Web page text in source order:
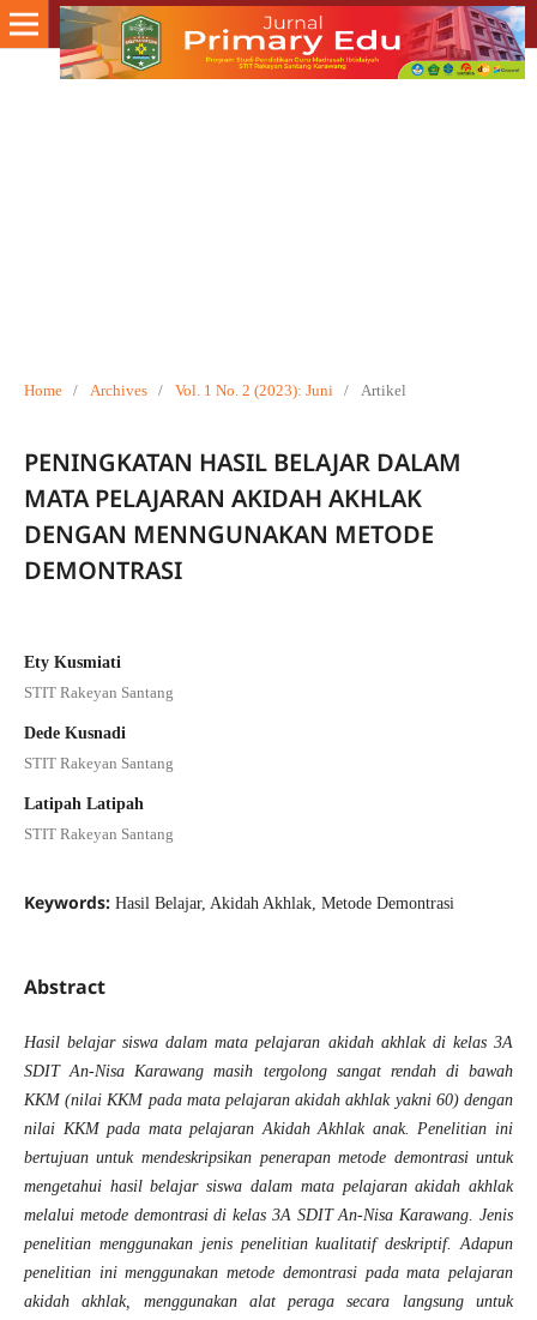
Home / Archives / Vol. 1 No. 2 (2023): Juni / Artikel
PENINGKATAN HASIL BELAJAR DALAM
MATA PELAJARAN AKIDAH AKHLAK
DENGAN MENNGUNAKAN METODE
DEMONTRASI
Ety Kusmiati
STIT Rakeyan Santang
Dede Kusnadi
STIT Rakeyan Santang
Latipah Latipah
STIT Rakeyan Santang
Keywords: Hasil Belajar, Akidah Akhlak, Metode Demontrasi
Abstract
Hasil belajar siswa dalam mata pelajaran akidah akhlak di kelas 3A
SDIT An-Nisa Karawang masih tergolong sangat rendah di bawah
KKM (nilai KKM pada mata pelajaran akidah akhlak yakni 60) dengan
nilai KKM pada mata pelajaran Akidah Akhlak anak. Penelitian ini
bertujuan untuk mendeskripsikan penerapan metode demontrasi untuk
mengetahui hasil belajar siswa dalam mata pelajaran akidah akhlak
melalui metode demontrasi di kelas 3A SDIT An-Nisa Karawang. Jenis
penelitian menggunakan jenis penelitian kualitatif deskriptif. Adapun
penelitian ini menggunakan metode demontrasi pada mata pelajaran
akidah akhlak, menggunakan alat peraga secara langsung untuk